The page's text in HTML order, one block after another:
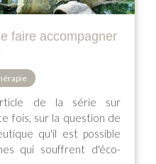
faire accompagner
de la série sur
fois, sur la question de
qu'il est possible
qui souffrent d'éco-